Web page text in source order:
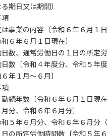
期日又は期間〕
項
事業の内容〔令和６年６月１日
６年６月１日現在〕
数、通常労働日の１日の所定
数〔令和４年度分、令和５年度
年１月～６月〕
項
続年数〔令和６年６月１日現在
分、令和６年６月分〕
５年６月分、令和６年６月分（
の所定労働時間数〔令和５年